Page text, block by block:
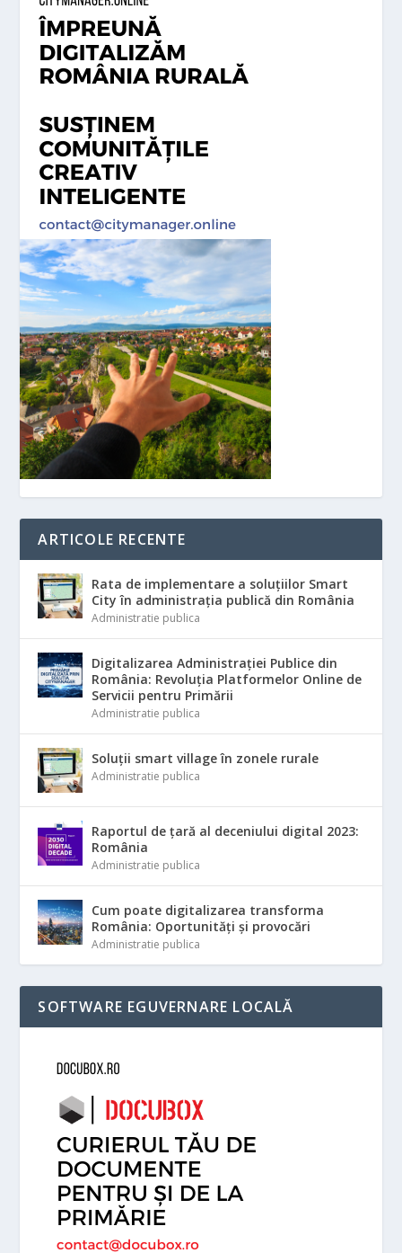
ARTICOLE RECENTE
Rata de implementare a soluțiilor Smart
City în administrația publică din România
Administratie publica
Digitalizarea Administrației Publice din
România: Revoluția Platformelor Online de
Servicii pentru Primării
Administratie publica
Soluții smart village în zonele rurale
Administratie publica
Raportul de țară al deceniului digital 2023:
România
Administratie publica
Cum poate digitalizarea transforma
România: Oportunități și provocări
Administratie publica
SOFTWARE EGUVERNARE LOCALĂ